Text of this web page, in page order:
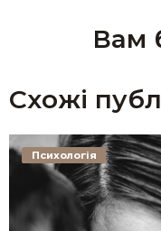
Вам
Схожі
Психологія